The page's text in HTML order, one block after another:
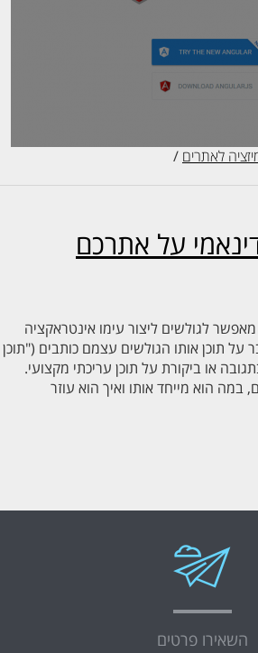
לאתרים/
על אתרכם
לגולשים ליצור עימו אינטראקציה
תוכן אותו הגולשים עצמם כותבים ("תוכן
או ביקורת על תוכן עריכתי מקצועי.
הוא מייחד אותו ואיך הוא עוזר
השאירו פרטים